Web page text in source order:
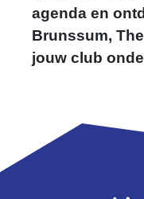
agenda en
Brunssum,
jouw club